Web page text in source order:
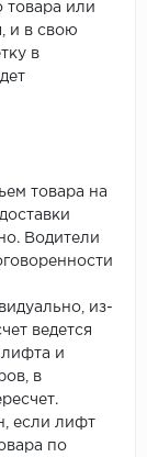
товара или
и в свою
в
товара на
Водители
из-
ведется
и
в
если лифт
по